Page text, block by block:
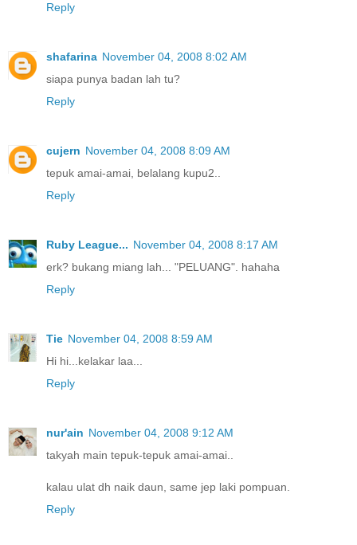
Reply
shafarina November 04, 2008 8:02 AM
siapa punya badan lah tu?
Reply
cujern November 04, 2008 8:09 AM
tepuk amai-amai, belalang kupu2..
Reply
Ruby League... November 04, 2008 8:17 AM
erk? bukang miang lah... "PELUANG". hahaha
Reply
Tie November 04, 2008 8:59 AM
Hi hi...kelakar laa...
Reply
nur'ain November 04, 2008 9:12 AM
takyah main tepuk-tepuk amai-amai..
kalau ulat dh naik daun, same jep laki pompuan.
Reply